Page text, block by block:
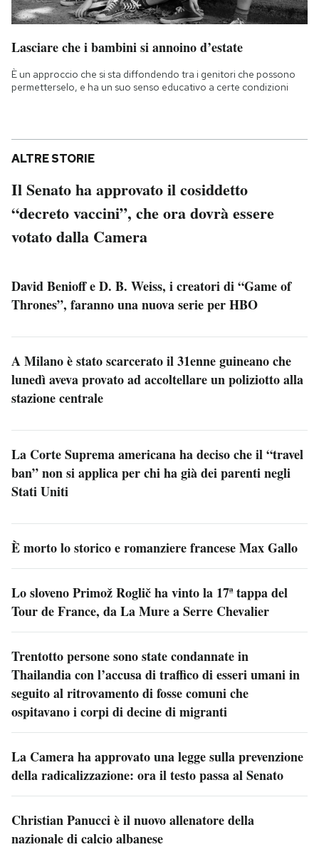
Lasciare che i bambini si annoino d’estate
È un approccio che si sta diffondendo tra i genitori che possono
permetterselo, e ha un suo senso educativo a certe condizioni
ALTRE STORIE
Il Senato ha approvato il cosiddetto
“decreto vaccini”, che ora dovrà essere
votato dalla Camera
David Benioff e D. B. Weiss, i creatori di “Game of
Thrones”, faranno una nuova serie per HBO
A Milano è stato scarcerato il 31enne guineano che
lunedì aveva provato ad accoltellare un poliziotto alla
stazione centrale
La Corte Suprema americana ha deciso che il “travel
ban” non si applica per chi ha già dei parenti negli
Stati Uniti
È morto lo storico e romanziere francese Max Gallo
Lo sloveno Primož Roglič ha vinto la 17ª tappa del
Tour de France, da La Mure a Serre Chevalier
Trentotto persone sono state condannate in
Thailandia con l’accusa di traffico di esseri umani in
seguito al ritrovamento di fosse comuni che
ospitavano i corpi di decine di migranti
La Camera ha approvato una legge sulla prevenzione
della radicalizzazione: ora il testo passa al Senato
Christian Panucci è il nuovo allenatore della
nazionale di calcio albanese